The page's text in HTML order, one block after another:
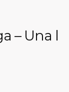
– Una l